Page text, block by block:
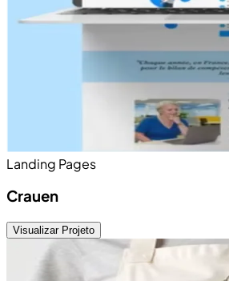
Landing Pages
Crauen
Visualizar Projeto